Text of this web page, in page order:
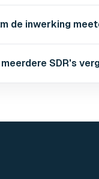
de inwerking
SDR's